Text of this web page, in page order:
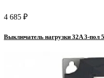
4 685 ₽
Выключатель нагрузки 32A 3-пол